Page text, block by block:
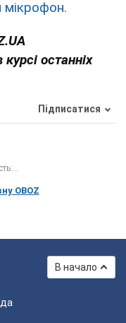
мікрофон.
останніх
Підписатися
OBOZ
В начало